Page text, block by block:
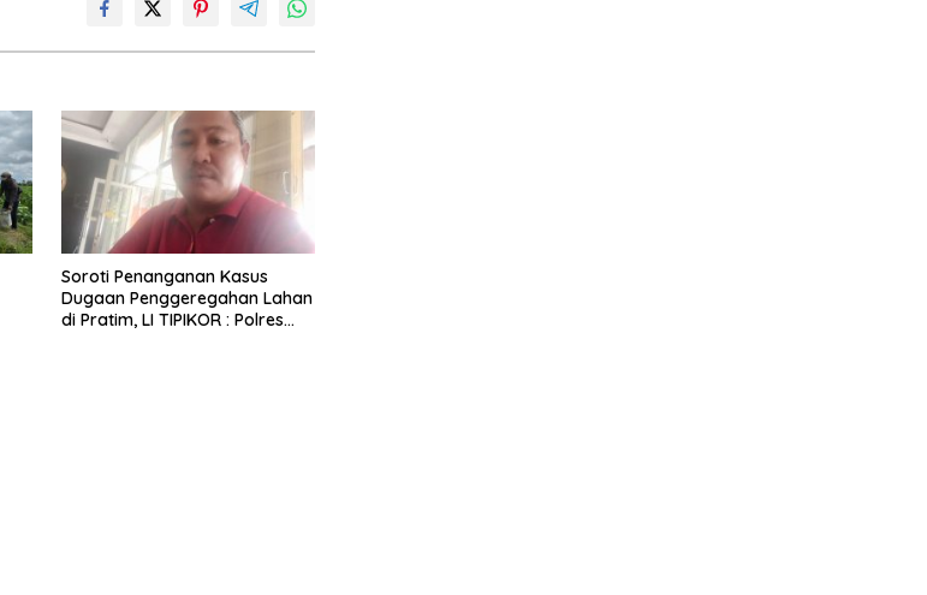
Soroti Penanganan Kasus
Dugaan Penggeregahan Lahan
di Pratim, LI TIPIKOR : Polres